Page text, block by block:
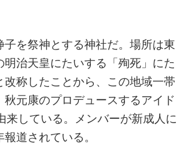
を祭神とする神社だ。場所は東
治天皇にたいする「殉死」にた
称したことから、この地域一帯
元康のプロデュースするアイド
している。メンバーが新成人に
道されている。